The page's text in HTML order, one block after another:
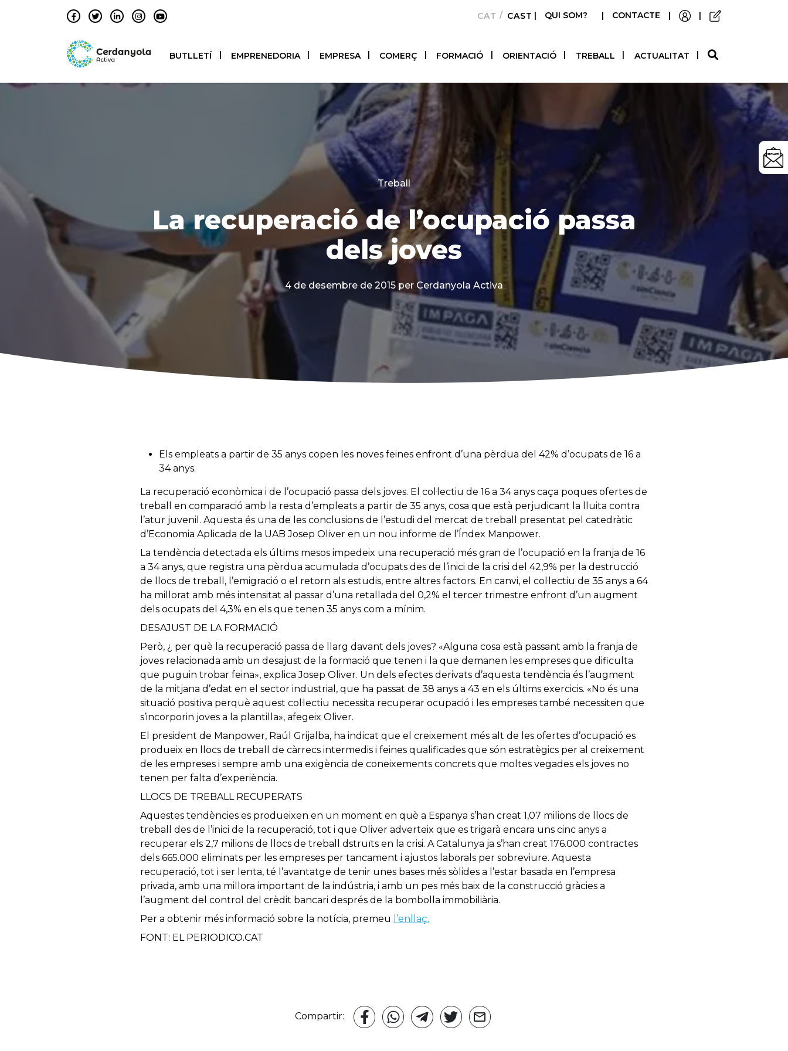
CATALÀCASTELLANO
| QUI SOM? | CONTACTE | |
BUTLLETÍ EMPRENEDORIA EMPRESA COMERÇ FORMACIÓ ORIENTACIÓ TREBALL ACTUALITAT
Categories
Treball
La recuperació de l’ocupació passa
dels joves
4 de desembre de 2015 per Cerdanyola Activa
Els empleats a partir de 35 anys copen les noves feines enfront d’una pèrdua del 42% d’ocupats de 16 a
34 anys.
La recuperació econòmica i de l’ocupació passa dels joves. El col·lectiu de 16 a 34 anys caça poques ofertes de
treball en comparació amb la resta d’empleats a partir de 35 anys, cosa que està perjudicant la lluita contra
l’atur juvenil. Aquesta és una de les conclusions de l’estudi del mercat de treball presentat pel catedràtic
d’Economia Aplicada de la UAB Josep Oliver en un nou informe de l’Índex Manpower.
La tendència detectada els últims mesos impedeix una recuperació més gran de l’ocupació en la franja de 16
a 34 anys, que registra una pèrdua acumulada d’ocupats des de l’inici de la crisi del 42,9% per la destrucció
de llocs de treball, l’emigració o el retorn als estudis, entre altres factors. En canvi, el col·lectiu de 35 anys a 64
ha millorat amb més intensitat al passar d’una retallada del 0,2% el tercer trimestre enfront d’un augment
dels ocupats del 4,3% en els que tenen 35 anys com a mínim.
DESAJUST DE LA FORMACIÓ
Però, ¿ per què la recuperació passa de llarg davant dels joves? «Alguna cosa està passant amb la franja de
joves relacionada amb un desajust de la formació que tenen i la que demanen les empreses que dificulta
que puguin trobar feina», explica Josep Oliver. Un dels efectes derivats d’aquesta tendència és l’augment
de la mitjana d’edat en el sector industrial, que ha passat de 38 anys a 43 en els últims exercicis. «No és una
situació positiva perquè aquest col·lectiu necessita recuperar ocupació i les empreses també necessiten que
s’incorporin joves a la plantilla», afegeix Oliver.
El president de Manpower, Raúl Grijalba, ha indicat que el creixement més alt de les ofertes d’ocupació es
produeix en llocs de treball de càrrecs intermedis i feines qualificades que són estratègics per al creixement
de les empreses i sempre amb una exigència de coneixements concrets que moltes vegades els joves no
tenen per falta d’experiència.
LLOCS DE TREBALL RECUPERATS
Aquestes tendències es produeixen en un moment en què a Espanya s’han creat 1,07 milions de llocs de
treball des de l’inici de la recuperació, tot i que Oliver adverteix que es trigarà encara uns cinc anys a
recuperar els 2,7 milions de llocs de treball dstruïts en la crisi. A Catalunya ja s’han creat 176.000 contractes
dels 665.000 eliminats per les empreses per tancament i ajustos laborals per sobreviure. Aquesta
recuperació, tot i ser lenta, té l’avantatge de tenir unes bases més sòlides a l’estar basada en l’empresa
privada, amb una millora important de la indústria, i amb un pes més baix de la construcció gràcies a
l’augment del control del crèdit bancari després de la bombolla immobiliària.
Per a obtenir més informació sobre la notícia, premeu
l’enllaç.
FONT: EL PERIODICO.CAT
Compartir: